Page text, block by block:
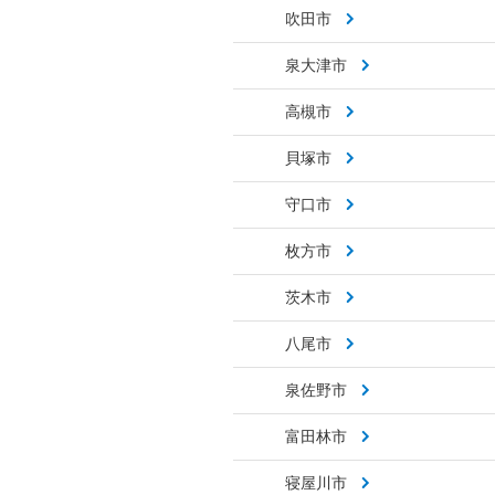
吹田市
泉大津市
高槻市
貝塚市
守口市
枚方市
茨木市
八尾市
泉佐野市
富田林市
寝屋川市